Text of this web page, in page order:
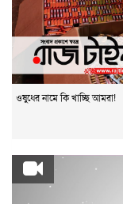
ওষুধের নামে কি খাচ্ছি আমরা!